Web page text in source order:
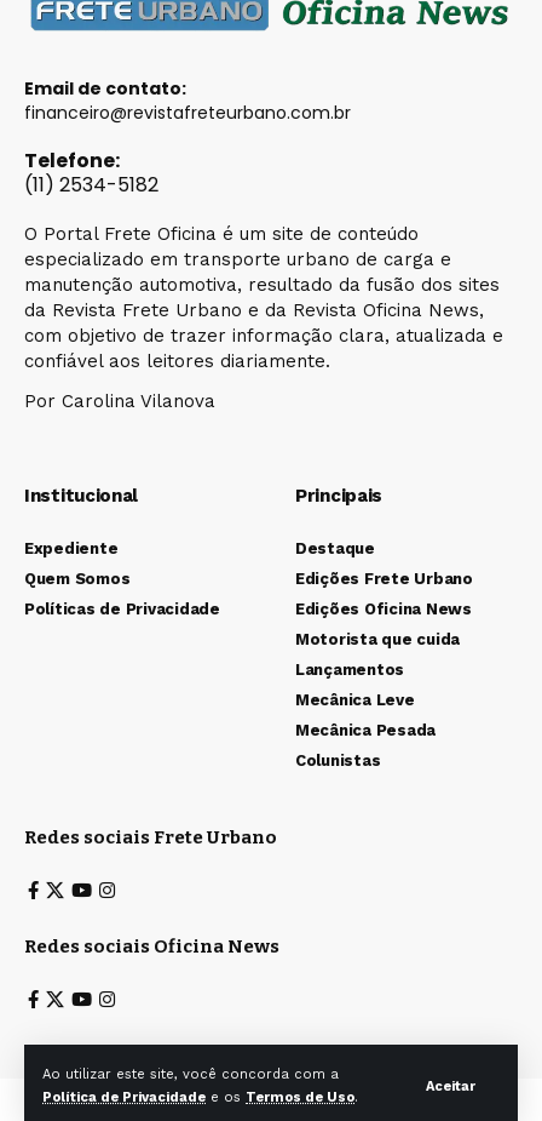
Ao utilizar este site, você concorda com a
Política de Privacidade e os Termos de Uso.
Aceitar
Email de contato:
financeiro@revistafreteurbano.com.br
Telefone:
(11) 2534-5182
O Portal Frete Oficina é um site de conteúdo
especializado em transporte urbano de carga e
manutenção automotiva, resultado da fusão dos sites
da Revista Frete Urbano e da Revista Oficina News,
com objetivo de trazer informação clara, atualizada e
confiável aos leitores diariamente.
Por Carolina Vilanova
Institucional
Expediente
Quem Somos
Políticas de Privacidade
Principais
Destaque
Edições Frete Urbano
Edições Oficina News
Motorista que cuida
Lançamentos
Mecânica Leve
Mecânica Pesada
Colunistas
Redes sociais Frete Urbano
Redes sociais Oficina News
Todos os direitos reservados a Ita & Caiana Editoras Ltda. © 2025